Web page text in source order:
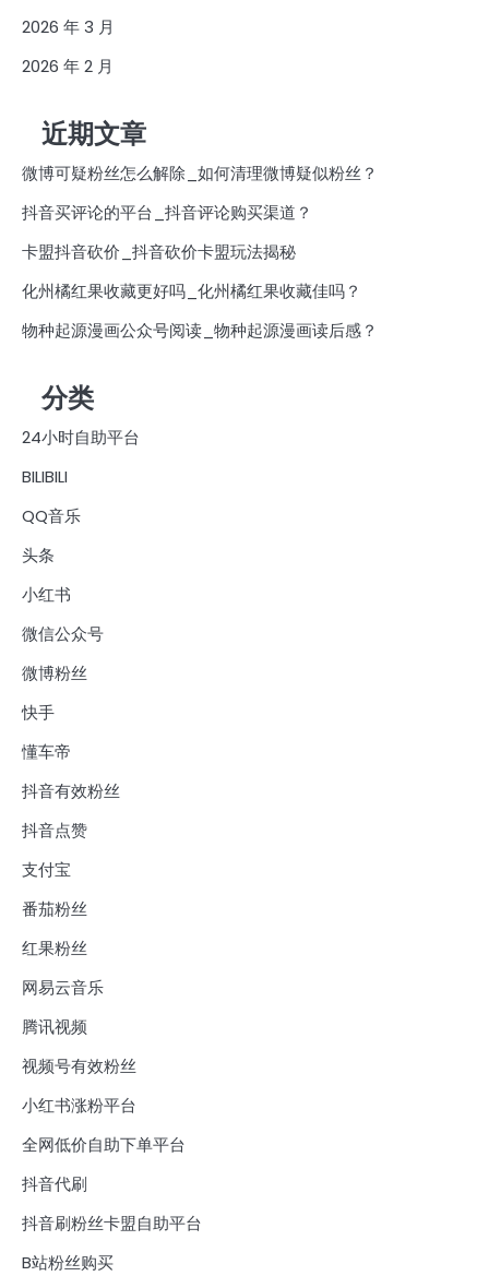
2026 年 3 月
2026 年 2 月
近期文章
微博可疑粉丝怎么解除_如何清理微博疑似粉丝？
抖音买评论的平台_抖音评论购买渠道？
卡盟抖音砍价_抖音砍价卡盟玩法揭秘
化州橘红果收藏更好吗_化州橘红果收藏佳吗？
物种起源漫画公众号阅读_物种起源漫画读后感？
分类
24小时自助平台
BILIBILI
QQ音乐
头条
小红书
微信公众号
微博粉丝
快手
懂车帝
抖音有效粉丝
抖音点赞
支付宝
番茄粉丝
红果粉丝
网易云音乐
腾讯视频
视频号有效粉丝
小红书涨粉平台
全网低价自助下单平台
抖音代刷
抖音刷粉丝卡盟自助平台
B站粉丝购买